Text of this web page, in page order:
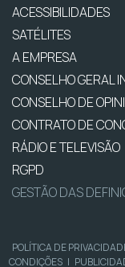
ACESSIBILIDADES
SATÉLITES
A EMPRESA
CONSELHO GERAL
CONSELHO DE
CONTRATO DE
RÁDIO E TELEVISÃO
RGPD
GESTÃO DAS
POLÍTICA DE
CONDIÇÕES |